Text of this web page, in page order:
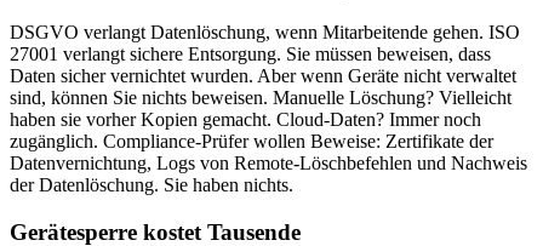
DSGVO verlangt Datenlöschung, wenn Mitarbeitende gehen. ISO
27001 verlangt sichere Entsorgung. Sie müssen beweisen, dass
Daten sicher vernichtet wurden. Aber wenn Geräte nicht verwaltet
sind, können Sie nichts beweisen. Manuelle Löschung? Vielleicht
haben sie vorher Kopien gemacht. Cloud-Daten? Immer noch
zugänglich. Compliance-Prüfer wollen Beweise: Zertifikate der
Datenvernichtung, Logs von Remote-Löschbefehlen und Nachweis
der Datenlöschung. Sie haben nichts.
Gerätesperre kostet Tausende